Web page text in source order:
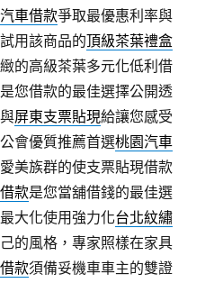
車借款爭取最優惠利率與
用該商品的頂級茶葉禮盒
的高級茶葉多元化低利借
是您借款的最佳選擇公開透
屏東支票貼現給讓您感受
會優質推薦首選桃園汽車
美族群的使支票貼現借款
款是您當舖借錢的最佳選
大化使用強力化台北紋繡
的風格，專家照樣在家具
款須備妥機車車主的雙證